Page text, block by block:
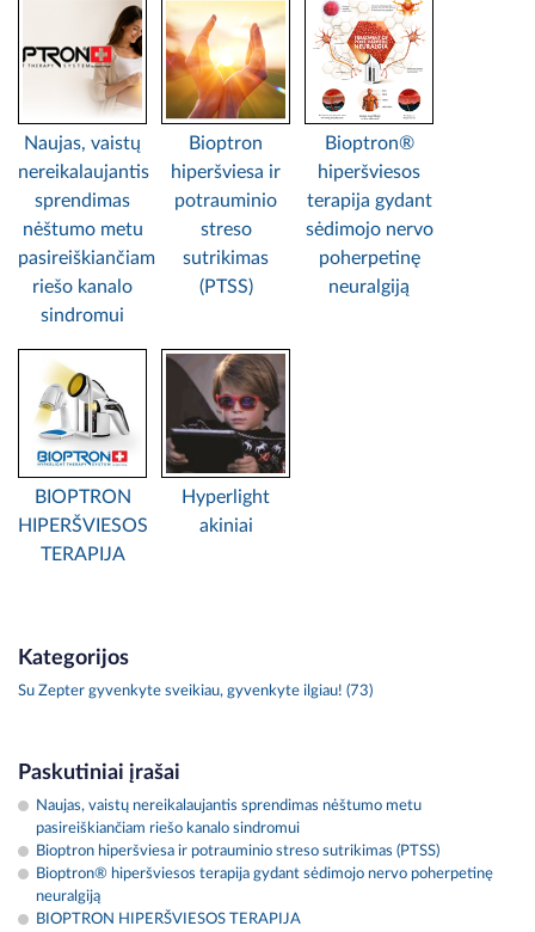
Naujas, vaistų
nereikalaujantis
sprendimas
nėštumo metu
pasireiškiančiam
riešo kanalo
sindromui
Bioptron
hiperšviesa ir
potrauminio
streso
sutrikimas
(PTSS)
Bioptron®
hiperšviesos
terapija gydant
sėdimojo nervo
poherpetinę
neuralgiją
BIOPTRON
HIPERŠVIESOS
TERAPIJA
Hyperlight
akiniai
Kategorijos
Su Zepter gyvenkyte sveikiau, gyvenkyte ilgiau! (73)
Paskutiniai įrašai
Naujas, vaistų nereikalaujantis sprendimas nėštumo metu
pasireiškiančiam riešo kanalo sindromui
Bioptron hiperšviesa ir potrauminio streso sutrikimas (PTSS)
Bioptron® hiperšviesos terapija gydant sėdimojo nervo poherpetinę
neuralgiją
BIOPTRON HIPERŠVIESOS TERAPIJA